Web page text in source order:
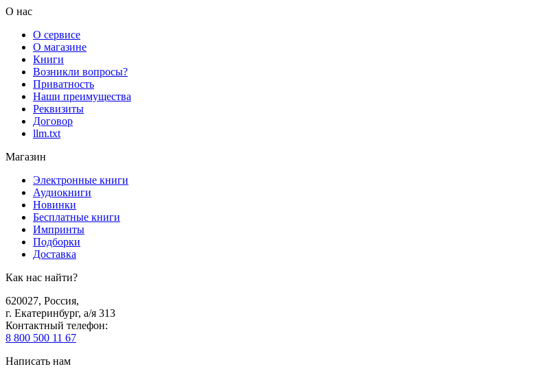
О нас
О сервисе
О магазине
Книги
Возникли вопросы?
Приватность
Наши преимущества
Реквизиты
Договор
llm.txt
Магазин
Электронные книги
Аудиокниги
Новинки
Бесплатные книги
Импринты
Подборки
Доставка
Как нас найти?
620027, Россия,
г. Екатеринбург, а/я 313
Контактный телефон:
8 800 500 11 67
Написать нам